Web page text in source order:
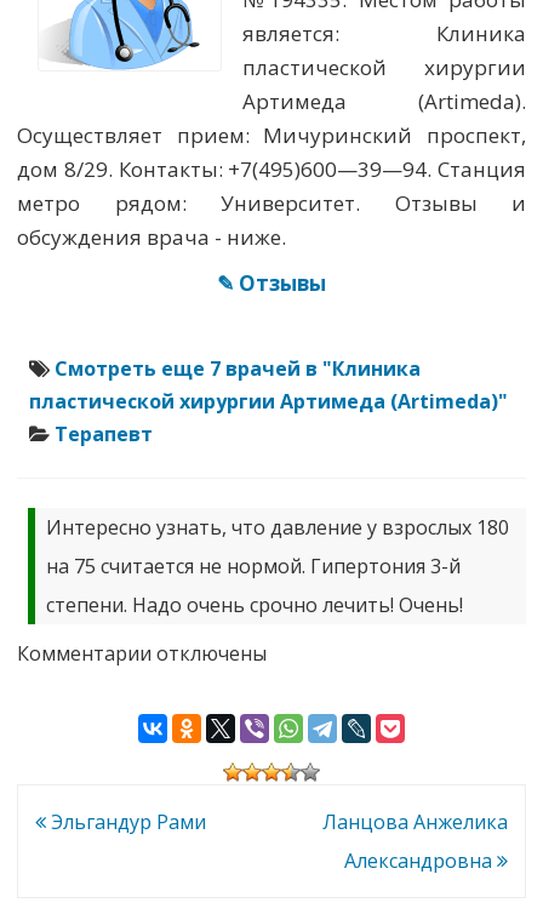
является: Клиника
пластической хирургии
Артимеда (Artimeda).
Осуществляет прием: Мичуринский проспект,
дом 8/29. Контакты: +7(495)600—39—94. Станция
метро рядом: Университет. Отзывы и
обсуждения врача - ниже.
✎ Отзывы
Смотреть еще 7 врачей в "Клиника
пластической хирургии Артимеда (Artimeda)"
Терапевт
Интересно узнать, что давление у взрослых 180
на 75 считается не нормой. Гипертония 3-й
степени. Надо очень срочно лечить! Очень!
Комментарии к
Эмилия
Григорьевна
отключены
Навигация
Эльгандур Рами
Ланцова Анжелика
Александровна